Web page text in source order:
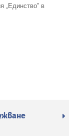
„Единство” в